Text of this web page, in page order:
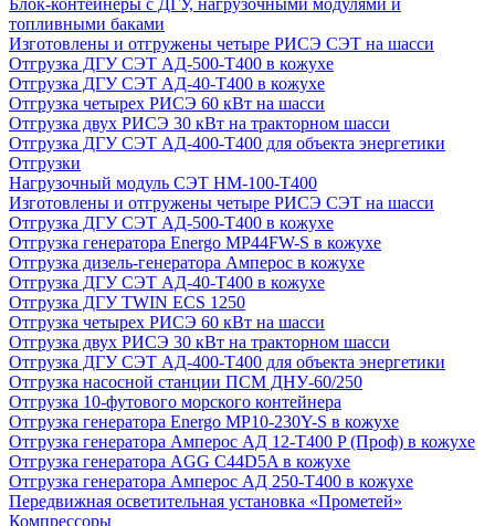
Блок-контейнеры с ДГУ, нагрузочными модулями и
топливными баками
Изготовлены и отгружены четыре РИСЭ СЭТ на шасси
Отгрузка ДГУ СЭТ АД-500-Т400 в кожухе
Отгрузка ДГУ СЭТ АД-40-Т400 в кожухе
Отгрузка четырех РИСЭ 60 кВт на шасси
Отгрузка двух РИСЭ 30 кВт на тракторном шасси
Отгрузка ДГУ СЭТ АД-400-Т400 для объекта энергетики
Отгрузки
Нагрузочный модуль СЭТ НМ-100-Т400
Изготовлены и отгружены четыре РИСЭ СЭТ на шасси
Отгрузка ДГУ СЭТ АД-500-Т400 в кожухе
Отгрузка генератора Energo MP44FW-S в кожухе
Отгрузка дизель-генератора Амперос в кожухе
Отгрузка ДГУ СЭТ АД-40-Т400 в кожухе
Отгрузка ДГУ TWIN ECS 1250
Отгрузка четырех РИСЭ 60 кВт на шасси
Отгрузка двух РИСЭ 30 кВт на тракторном шасси
Отгрузка ДГУ СЭТ АД-400-Т400 для объекта энергетики
Отгрузка насосной станции ПСМ ДНУ-60/250
Отгрузка 10-футового морского контейнера
Отгрузка генератора Energo MP10-230Y-S в кожухе
Отгрузка генератора Амперос АД 12-Т400 P (Проф) в кожухе
Отгрузка генератора AGG C44D5A в кожухе
Отгрузка генератора Амперос АД 250-Т400 в кожухе
Передвижная осветительная установка «Прометей»
Компрессоры